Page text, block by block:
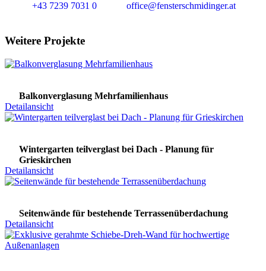
+43 7239 7031 0 office@fensterschmidinger.at
Weitere Projekte
Balkonverglasung Mehrfamilienhaus
Detailansicht
Wintergarten teilverglast bei Dach - Planung für
Grieskirchen
Detailansicht
Seitenwände für bestehende Terrassenüberdachung
Detailansicht